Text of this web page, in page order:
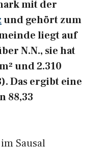
mit der
und gehört zum
liegt auf
N.N., sie hat
und 2.310
Das ergibt eine
88,33
Sausal